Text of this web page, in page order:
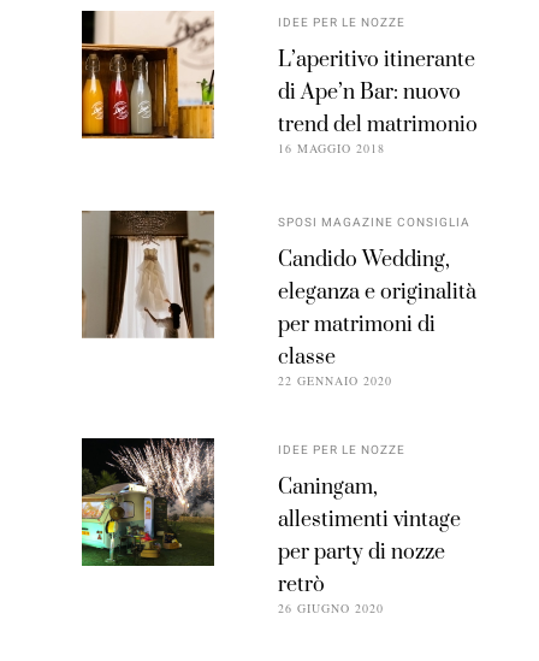
IDEE PER LE NOZZE
L’aperitivo itinerante
di Ape’n Bar: nuovo
trend del matrimonio
16 MAGGIO 2018
SPOSI MAGAZINE CONSIGLIA
Candido Wedding,
eleganza e originalità
per matrimoni di
classe
22 GENNAIO 2020
IDEE PER LE NOZZE
Caningam,
allestimenti vintage
per party di nozze
retrò
26 GIUGNO 2020